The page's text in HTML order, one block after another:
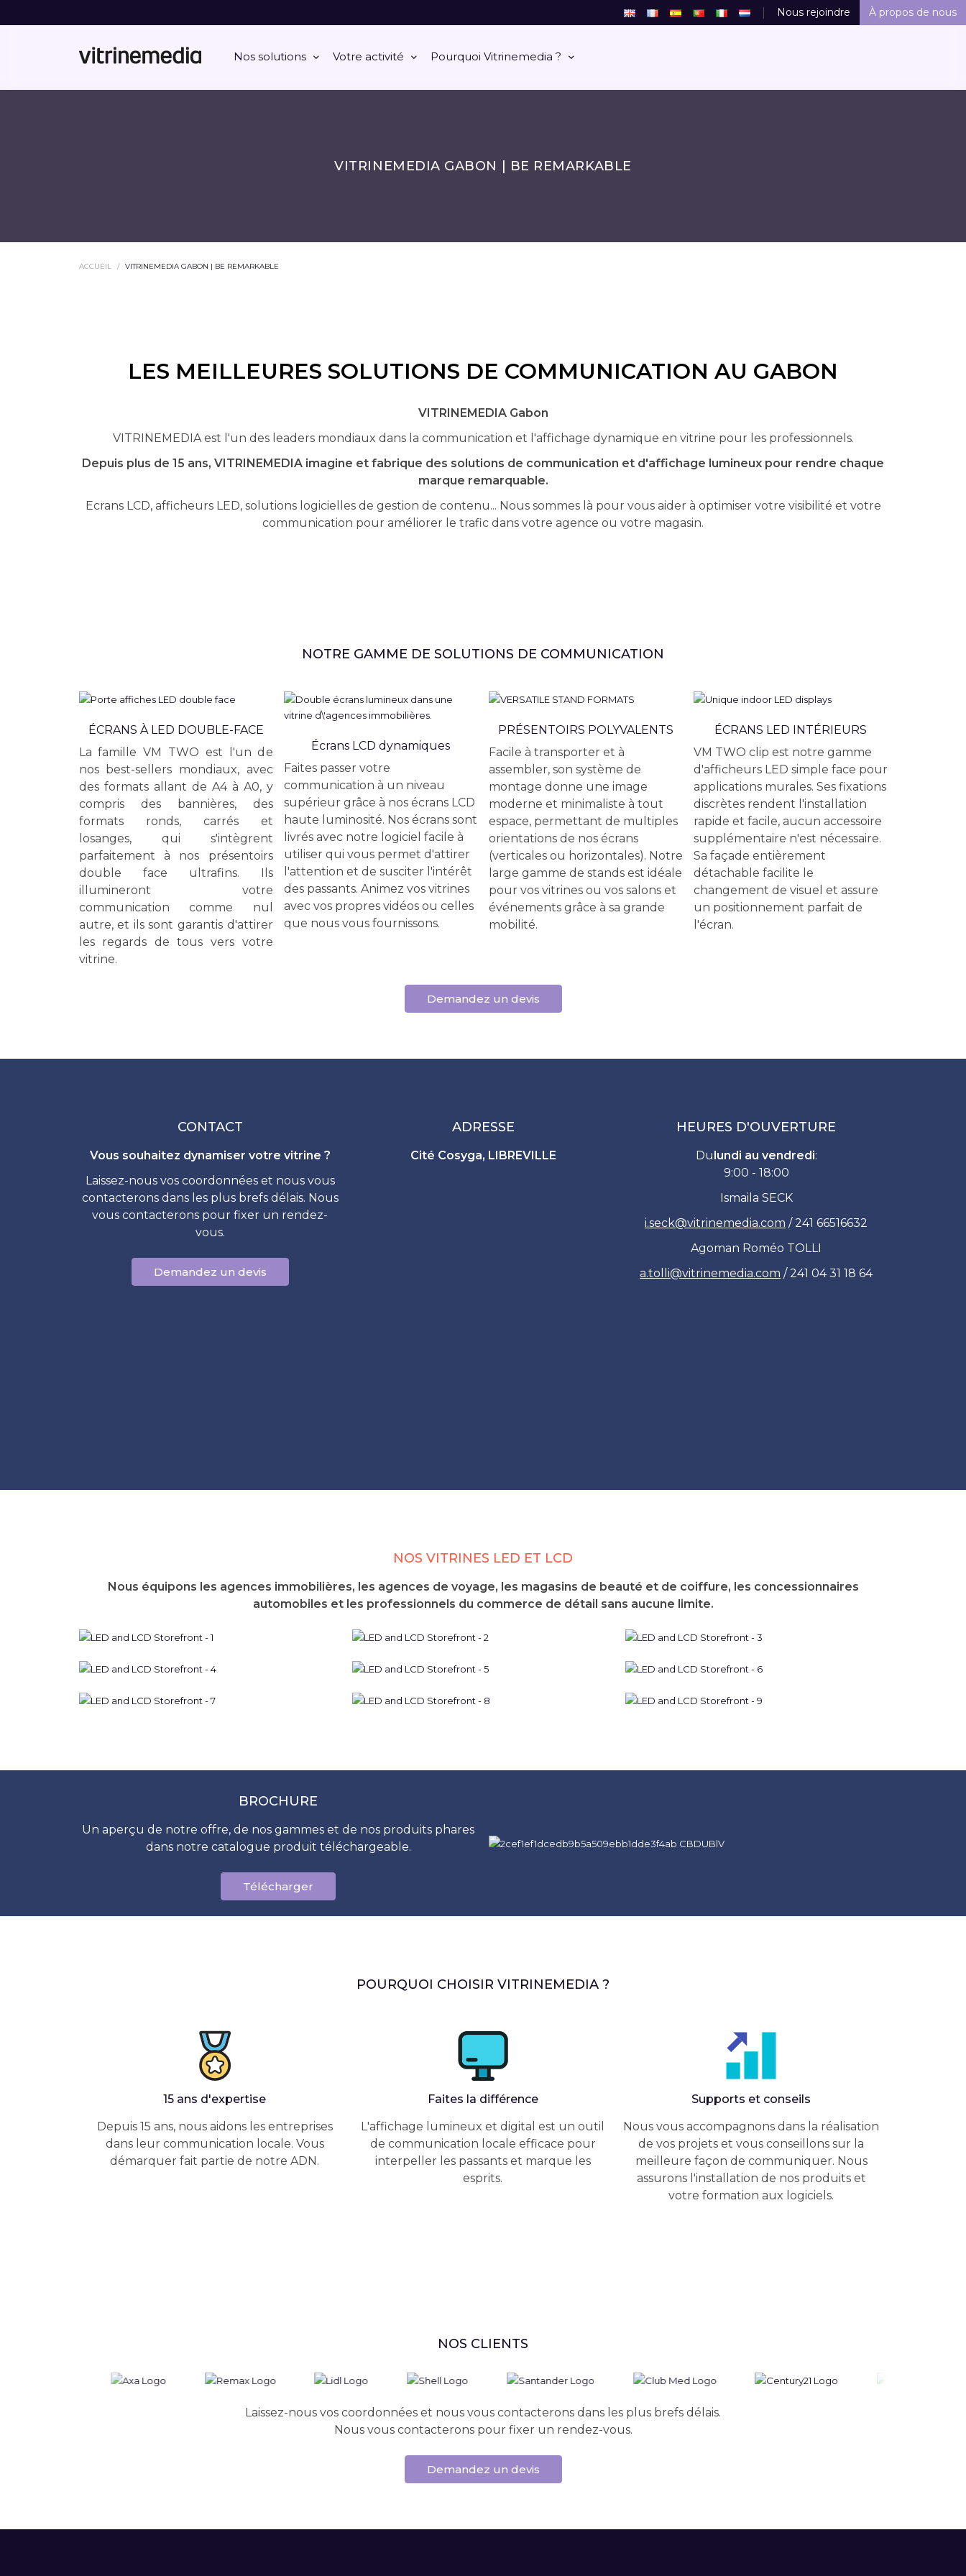
Nos solutions Votre activité Pourquoi Vitrinemedia ?
Nous rejoindre À propos de nous
VITRINEMEDIA GABON | BE REMARKABLE
ACCUEIL VITRINEMEDIA GABON | BE REMARKABLE
LES MEILLEURES SOLUTIONS DE COMMUNICATION AU GABON
VITRINEMEDIA Gabon
VITRINEMEDIA est l'un des leaders mondiaux dans la communication et l'affichage dynamique en vitrine pour les professionnels.
Depuis plus de 15 ans, VITRINEMEDIA imagine et fabrique des solutions de communication et d'affichage lumineux pour rendre chaque
marque remarquable.
Ecrans LCD, afficheurs LED, solutions logicielles de gestion de contenu... Nous sommes là pour vous aider à optimiser votre visibilité et votre
communication pour améliorer le trafic dans votre agence ou votre magasin.
NOTRE GAMME DE SOLUTIONS DE COMMUNICATION
ÉCRANS À LED DOUBLE-FACE
La famille VM TWO est l'un de
nos best-sellers mondiaux, avec
des formats allant de A4 à A0, y
compris des bannières, des
formats ronds, carrés et
losanges, qui s'intègrent
parfaitement à nos présentoirs
double face ultrafins. Ils
illumineront votre
communication comme nul
autre, et ils sont garantis d'attirer
les regards de tous vers votre
vitrine.
Écrans LCD dynamiques
Faites passer votre
communication à un niveau
supérieur grâce à nos écrans LCD
haute luminosité. Nos écrans sont
livrés avec notre logiciel facile à
utiliser qui vous permet d'attirer
l'attention et de susciter l'intérêt
des passants. Animez vos vitrines
avec vos propres vidéos ou celles
que nous vous fournissons.
PRÉSENTOIRS POLYVALENTS
Facile à transporter et à
assembler, son système de
montage donne une image
moderne et minimaliste à tout
espace, permettant de multiples
orientations de nos écrans
(verticales ou horizontales). Notre
large gamme de stands est idéale
pour vos vitrines ou vos salons et
événements grâce à sa grande
mobilité.
ÉCRANS LED INTÉRIEURS
VM TWO clip est notre gamme
d'afficheurs LED simple face pour
applications murales. Ses fixations
discrètes rendent l'installation
rapide et facile, aucun accessoire
supplémentaire n'est nécessaire.
Sa façade entièrement
détachable facilite le
changement de visuel et assure
un positionnement parfait de
l'écran.
Demandez un devis
CONTACT
Vous souhaitez dynamiser votre vitrine ?
Laissez-nous vos coordonnées et nous vous
contacterons dans les plus brefs délais. Nous
vous contacterons pour fixer un rendez-
vous.
Demandez un devis
ADRESSE
Cité Cosyga, LIBREVILLE
HEURES D'OUVERTURE
Dulundi au vendredi:
9:00 - 18:00
Ismaila SECK
i.seck@vitrinemedia.com / 241 66516632
Agoman Roméo TOLLI
a.tolli@vitrinemedia.com / 241 04 31 18 64
NOS VITRINES LED ET LCD
Nous équipons les agences immobilières, les agences de voyage, les magasins de beauté et de coiffure, les concessionnaires
automobiles et les professionnels du commerce de détail sans aucune limite.
BROCHURE
Un aperçu de notre offre, de nos gammes et de nos produits phares
dans notre catalogue produit téléchargeable.
Télécharger
POURQUOI CHOISIR VITRINEMEDIA ?
15 ans d'expertise
Depuis 15 ans, nous aidons les entreprises
dans leur communication locale. Vous
démarquer fait partie de notre ADN.
Faites la différence
L'affichage lumineux et digital est un outil
de communication locale efficace pour
interpeller les passants et marque les
esprits.
Supports et conseils
Nous vous accompagnons dans la réalisation
de vos projets et vous conseillons sur la
meilleure façon de communiquer. Nous
assurons l'installation de nos produits et
votre formation aux logiciels.
NOS CLIENTS
Laissez-nous vos coordonnées et nous vous contacterons dans les plus brefs délais.
Nous vous contacterons pour fixer un rendez-vous.
Demandez un devis